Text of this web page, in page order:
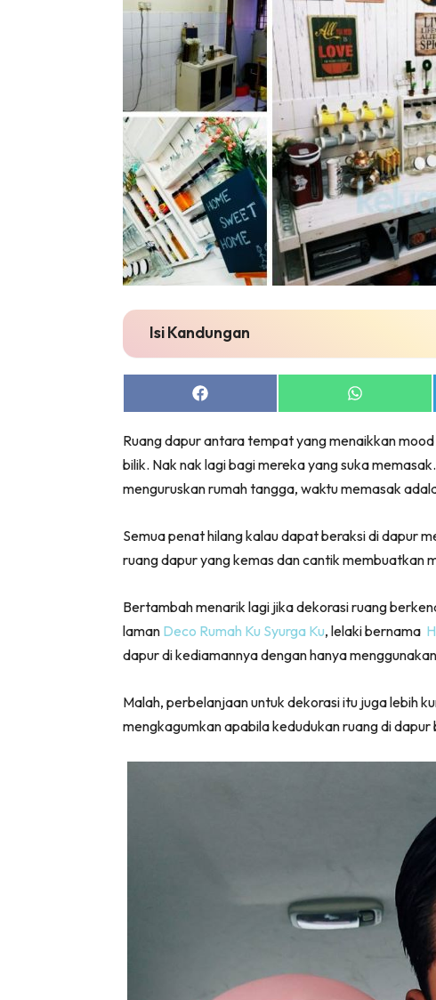
Isi Kandungan
Share
on
Share
on
Ruang dapur antara tempat yang menaikkan
bilik. Nak nak lagi bagi mereka yang suka
menguruskan rumah tangga, waktu memasak
Semua penat hilang kalau dapat beraksi di dapur
ruang dapur yang kemas dan cantik membuatkan
Bertambah menarik lagi jika dekorasi ruang
laman Deco Rumah Ku Syurga Ku, lelaki bernama
dapur di kediamannya dengan hanya
Malah, perbelanjaan untuk dekorasi itu juga lebih
mengkagumkan apabila kedudukan ruang di